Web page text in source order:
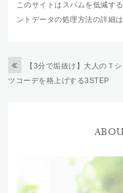
このサイトはスパムを低減す
ントデータの処理方法の詳細
【3分で垢抜け】大人のＴシ
ツコーデを格上げする3STEP